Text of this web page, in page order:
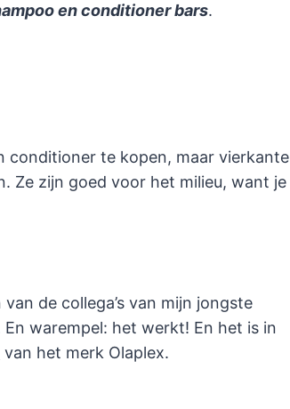
en conditioner bars.
conditioner te kopen, maar vierkante
Ze zijn goed voor het milieu, want je
de collega’s van mijn jongste
En warempel: het werkt! En het is in
van het merk Olaplex.